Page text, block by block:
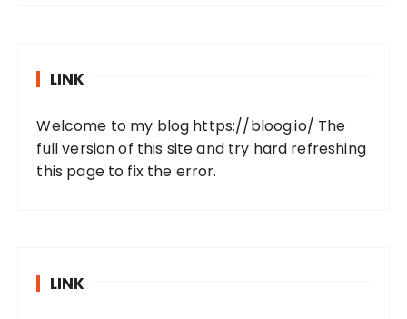
LINK
Welcome to my blog https://bloog.io/ The
full version of this site and try hard refreshing
this page to fix the error.
LINK